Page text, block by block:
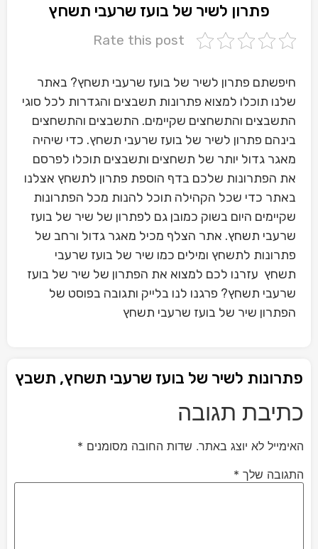
פתרון לשיר של בועז שרעבי תשחץ
Rate this post
חיפשתם פתרון לשיר של בועז שרעבי תשחץ? באתר
שלנו תוכלו למצוא פתרונות תשבצים והגדרות לכל סוגי
התשבצים והתשחצים שקיימים. התשבצים והתשחצים
בינהם פתרון לשיר של בועז שרעבי תשחץ. כדי שיהיה
מאגר גדול יותר של תשחצים ותשבצים תוכלו לפרסם
את הפתרונות שלכם בדף הוספת פתרון לתשחץ אצלנו
באתר כדי שכל הקהילה תוכל להנות מכל הפתרונות
שקיימים היום בשוק כמובן גם לפתרון של שיר של בועז
שרעבי תשחץ. אתר הצלף מכיל מאגר גדול ורחב של
פתרונות לתשחץ ומילים כמו שיר של בועז שרעבי
תשחץ עזרנו לכם למצוא את הפתרון של שיר של בועז
שרעבי תשחץ? פרגנו לנו בלייק ותגובה בפוסט של
הפתרון שיר של בועז שרעבי תשחץ
פתרונות לשיר של בועז שרעבי תשחץ, תשבץ
כתיבת תגובה
האימייל לא יוצג באתר. שדות החובה מסומנים *
התגובה שלך *